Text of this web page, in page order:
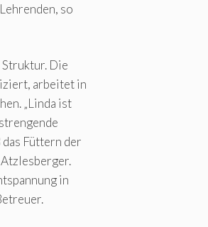
so
Struktur. Die
arbeitet in
„Linda ist
Füttern der
in